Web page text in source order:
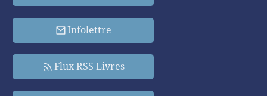
Infolettre
Flux RSS Livres